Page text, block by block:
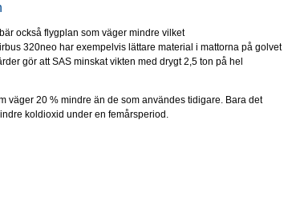
också flygplan som väger mindre vilket
320neo har exempelvis lättare material i mattorna på golvet
gör att SAS minskat vikten med drygt 2,5 ton på hel
väger 20 % mindre än de som användes tidigare. Bara det
koldioxid under en femårsperiod.